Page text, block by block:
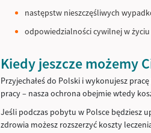
następstw nieszczęśliwych
odpowiedzialności cywilnej w
Kiedy jeszcze możemy
Przyjechałeś do Polski i wykonujesz
pracy – nasza ochrona obejmie wtedy
Jeśli podczas pobytu w Polsce będziesz
zdrowia możesz rozszerzyć koszty